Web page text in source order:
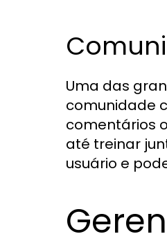
Uma das
comunidade
comentários
até treinar
usuário e